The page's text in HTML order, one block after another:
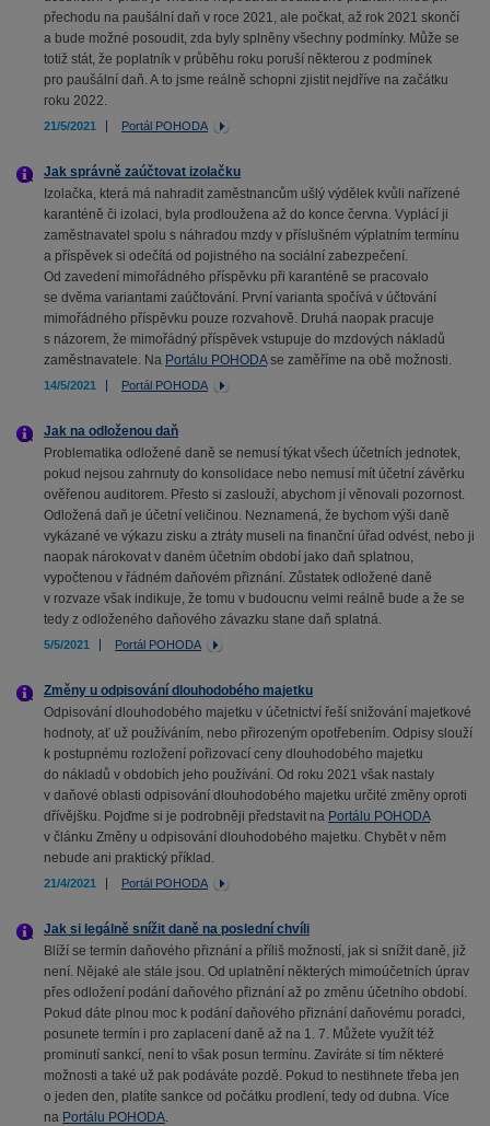
přechodu na paušální daň v roce 2021, ale počkat, až rok 2021 skončí
a bude možné posoudit, zda byly splněny všechny podmínky. Může se
totiž stát, že poplatník v průběhu roku poruší některou z podmínek
pro paušální daň. A to jsme reálně schopni zjistit nejdříve na začátku
roku 2022.
21/5/2021 Portál POHODA
Jak správně zaúčtovat izolačku
Izolačka, která má nahradit zaměstnancům ušlý výdělek kvůli nařízené
karanténě či izolaci, byla prodloužena až do konce června. Vyplácí ji
zaměstnavatel spolu s náhradou mzdy v příslušném výplatním termínu
a příspěvek si odečítá od pojistného na sociální zabezpečení.
Od zavedení mimořádného příspěvku při karanténě se pracovalo
se dvěma variantami zaúčtování. První varianta spočívá v účtování
mimořádného příspěvku pouze rozvahově. Druhá naopak pracuje
s názorem, že mimořádný příspěvek vstupuje do mzdových nákladů
zaměstnavatele. Na Portálu POHODAse zaměříme na obě možnosti.
14/5/2021 Portál POHODA
Jak na odloženou daň
Problematika odložené daně se nemusí týkat všech účetních jednotek,
pokud nejsou zahrnuty do konsolidace nebo nemusí mít účetní závěrku
ověřenou auditorem. Přesto si zaslouží, abychom jí věnovali pozornost.
Odložená daň je účetní veličinou. Neznamená, že bychom výši daně
vykázané ve výkazu zisku a ztráty museli na finanční úřad odvést, nebo ji
naopak nárokovat v daném účetním období jako daň splatnou,
vypočtenou v řádném daňovém přiznání. Zůstatek odložené daně
v rozvaze však indikuje, že tomu v budoucnu velmi reálně bude a že se
tedy z odloženého daňového závazku stane daň splatná.
5/5/2021 Portál POHODA
Změny u odpisování dlouhodobého majetku
Odpisování dlouhodobého majetku v účetnictví řeší snižování majetkové
hodnoty, ať už používáním, nebo přirozeným opotřebením. Odpisy slouží
k postupnému rozložení pořizovací ceny dlouhodobého majetku
do nákladů v obdobích jeho používání. Od roku 2021 však nastaly
v daňové oblasti odpisování dlouhodobého majetku určité změny oproti
dřívějšku. Pojďme si je podrobněji představit na Portálu POHODA
v článku Změny u odpisování dlouhodobého majetku. Chybět v něm
nebude ani praktický příklad.
21/4/2021 Portál POHODA
Jak si legálně snížit daně na poslední chvíli
Blíží se termín daňového přiznání a příliš možností, jak si snížit daně, již
není. Nějaké ale stále jsou. Od uplatnění některých mimoúčetních úprav
přes odložení podání daňového přiznání až po změnu účetního období.
Pokud dáte plnou moc k podání daňového přiznání daňovému poradci,
posunete termín i pro zaplacení daně až na 1. 7. Můžete využít též
prominutí sankcí, není to však posun termínu. Zavíráte si tím některé
možnosti a také už pak podáváte pozdě. Pokud to nestihnete třeba jen
o jeden den, platíte sankce od počátku prodlení, tedy od dubna. Více
na Portálu POHODA.